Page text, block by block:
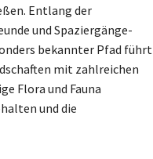
Entlang der
und Spaziergänge-
bekannter Pfad führt
mit zahlreichen
Flora und Fauna
und die